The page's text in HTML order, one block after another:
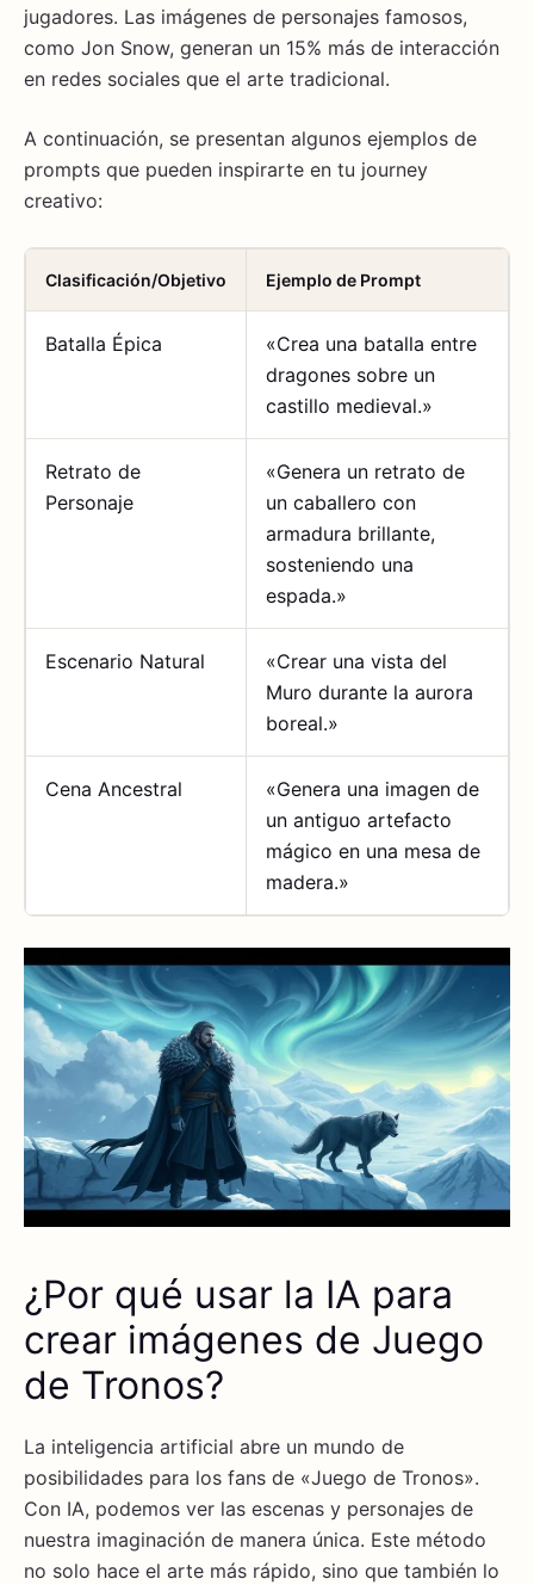
jugadores. Las imágenes de personajes famosos,
como Jon Snow, generan un 15% más de interacción
en redes sociales que el arte tradicional.
A continuación, se presentan algunos ejemplos de
prompts que pueden inspirarte en tu journey
creativo:
Clasificación/Objetivo Ejemplo de Prompt
Batalla Épica
«Crea una batalla entre
dragones sobre un
castillo medieval.»
Retrato de
Personaje
«Genera un retrato de
un caballero con
armadura brillante,
sosteniendo una
espada.»
Escenario Natural
«Crear una vista del
Muro durante la aurora
boreal.»
Cena Ancestral
«Genera una imagen de
un antiguo artefacto
mágico en una mesa de
madera.»
¿Por qué usar la IA para
crear imágenes de Juego
de Tronos?
La inteligencia artificial abre un mundo de
posibilidades para los fans de «Juego de Tronos».
Con IA, podemos ver las escenas y personajes de
nuestra imaginación de manera única. Este método
no solo hace el arte más rápido, sino que también lo